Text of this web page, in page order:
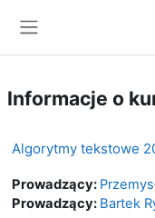
Informacje o
Algorytmy tekstowe
Prowadzący:
Prowadzący: Bartek